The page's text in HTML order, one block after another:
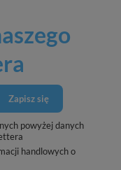
Zapisz się
powyżej danych
handlowych o